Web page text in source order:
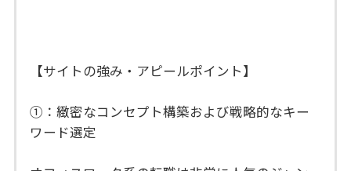
【サイトの強み・アピールポイント】
①：緻密なコンセプト構築および戦略的なキー
ワード選定